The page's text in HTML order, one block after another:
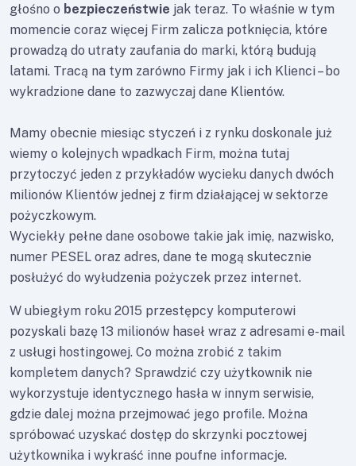
głośno o bezpieczeństwie jak teraz. To właśnie w tym
momencie coraz więcej Firm zalicza potknięcia, które
prowadzą do utraty zaufania do marki, którą budują
latami. Tracą na tym zarówno Firmy jak i ich Klienci – bo
wykradzione dane to zazwyczaj dane Klientów.
Mamy obecnie miesiąc styczeń i z rynku doskonale już
wiemy o kolejnych wpadkach Firm, można tutaj
przytoczyć jeden z przykładów wycieku danych dwóch
milionów Klientów jednej z firm działającej w sektorze
pożyczkowym.
Wyciekły pełne dane osobowe takie jak imię, nazwisko,
numer PESEL oraz adres, dane te mogą skutecznie
posłużyć do wyłudzenia pożyczek przez internet.
W ubiegłym roku 2015 przestępcy komputerowi
pozyskali bazę 13 milionów haseł wraz z adresami e-mail
z usługi hostingowej. Co można zrobić z takim
kompletem danych? Sprawdzić czy użytkownik nie
wykorzystuje identycznego hasła w innym serwisie,
gdzie dalej można przejmować jego profile. Można
spróbować uzyskać dostęp do skrzynki pocztowej
użytkownika i wykraść inne poufne informacje.